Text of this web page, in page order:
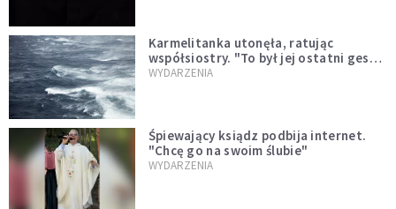
Karmelitanka utonęła, ratując
współsiostry. "To był jej ostatni gest
miłości"
WYDARZENIA
Śpiewający ksiądz podbija internet.
"Chcę go na swoim ślubie"
WYDARZENIA